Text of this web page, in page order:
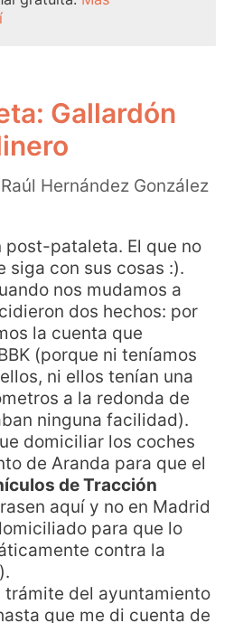
Gallardón
Raúl Hernández González
post-pataleta. El que no
siga con sus cosas :).
nos mudamos a
dos hechos: por
la cuenta que
(porque ni teníamos
ni ellos tenían una
a la redonda de
ninguna facilidad).
domiciliar los coches
de Aranda para que el
de Tracción
aquí y no en Madrid
para que lo
contra la
trámite del ayuntamiento
que me di cuenta de